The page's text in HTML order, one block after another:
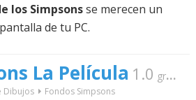
los Simpsonsse merecen un
de tu PC.
La Película 1.0 gratis
Dibujos Fondos Simpsons